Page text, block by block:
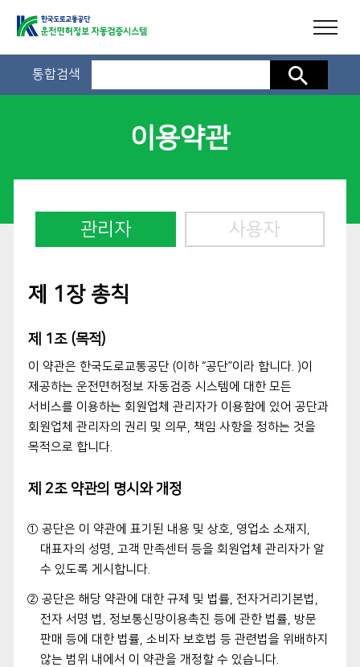
통합검색 검색
이용약관
관리자 사용자
제 1장 총칙
제 1조 (목적)
이 약관은 한국도로교통공단 (이하 “공단”이라 합니다. )이
제공하는 운전면허정보 자동검증 시스템에 대한 모든
서비스를 이용하는 회원업체 관리자가 이용함에 있어 공단과
회원업체 관리자의 권리 및 의무, 책임 사항을 정하는 것을
목적으로 합니다.
제 2조 약관의 명시와 개정
① 공단은 이 약관에 표기된 내용 및 상호, 영업소 소재지,
대표자의 성명, 고객 만족센터 등을 회원업체 관리자가 알
수 있도록 게시합니다.
② 공단은 해당 약관에 대한 규제 및 법률, 전자거리기본법,
전자 서명 법, 정보통신망이용촉진 등에 관한 법률, 방문
판매 등에 대한 법률, 소비자 보호법 등 관련법을 위배하지
않는 범위 내에서 이 약관을 개정할 수 있습니다.